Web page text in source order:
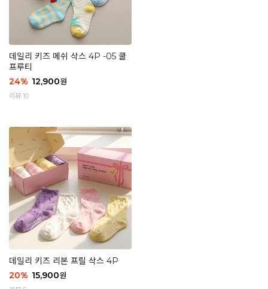
데일리 키즈 메쉬 삭스 4P -05 쿨
프루티
24% 12,900원
리뷰 10
데일리 키즈 리본 프릴 삭스 4P
20% 15,900원